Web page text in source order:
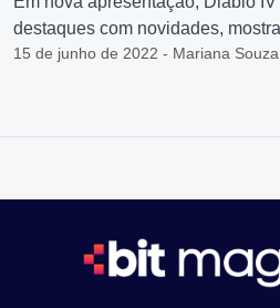
destaques com novidades,
15 de junho de 2022 - Mariana Souza